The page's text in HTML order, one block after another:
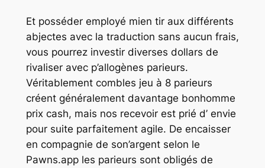
Et posséder employé mien tir aux différents
abjectes avec la traduction sans aucun frais,
vous pourrez investir diverses dollars de
rivaliser avec p’allogènes parieurs.
Véritablement combles jeu à 8 parieurs
créent généralement davantage bonhomme
prix cash, mais nos recevoir est prié d’ envie
pour suite parfaitement agile. De encaisser
en compagnie de son’argent selon le
Pawns.app les parieurs sont obligés de